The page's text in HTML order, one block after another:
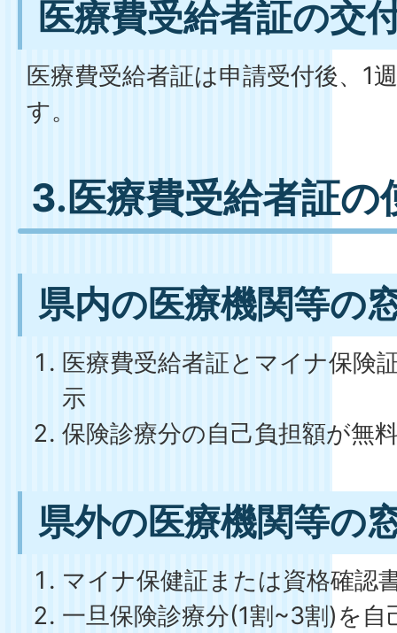
医療費受給者証の交
医療費受給者証は申請受付後、1
す。
3.医療費受給者証の
県内の医療機関等の
医療費受給者証とマイナ保険
示
保険診療分の自己負担額が無
県外の医療機関等の
マイナ保健証または資格確認
一旦保険診療分(1割~3割)を自